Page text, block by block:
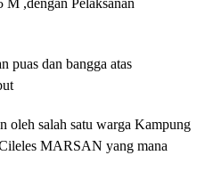
,dengan Pelaksanan
puas dan bangga atas
oleh salah satu warga Kampung
MARSAN yang mana